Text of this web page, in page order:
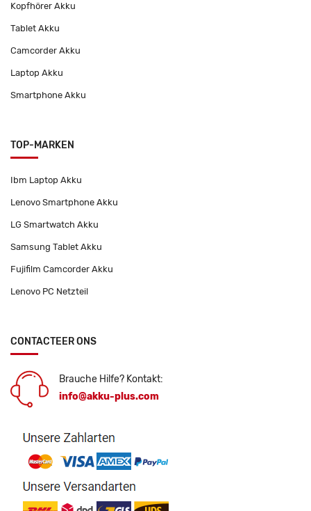
Kopfhörer Akku
Tablet Akku
Camcorder Akku
Laptop Akku
Smartphone Akku
TOP-MARKEN
Ibm Laptop Akku
Lenovo Smartphone Akku
LG Smartwatch Akku
Samsung Tablet Akku
Fujifilm Camcorder Akku
Lenovo PC Netzteil
CONTACTEER ONS
Brauche Hilfe? Kontakt:
info@akku-plus.com